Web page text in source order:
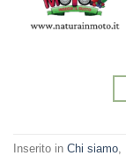
Inserito in Chi siamo